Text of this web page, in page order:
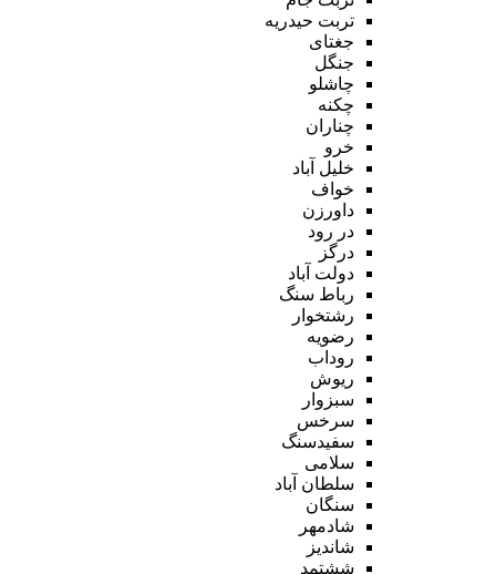
تربت حیدریه
جغتای
جنگل
چاشلو
چکنه
چناران
خرو
خلیل آباد
خواف
داورزن
در رود
درگز
دولت آباد
رباط سنگ
رشتخوار
رضویه
روداب
ریوش
سبزوار
سرخس
سفیدسنگ
سلامی
سلطان آباد
سنگان
شادمهر
شاندیز
ششتمد